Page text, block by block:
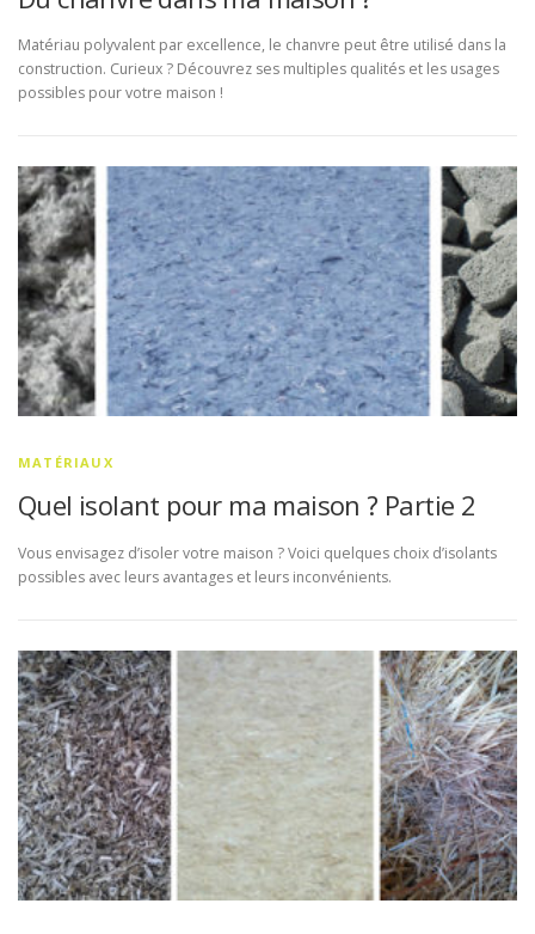
Matériau polyvalent par excellence, le chanvre peut être utilisé dans la
construction. Curieux ? Découvrez ses multiples qualités et les usages
possibles pour votre maison !
MATÉRIAUX
Quel isolant pour ma maison ? Partie 2
Vous envisagez d’isoler votre maison ? Voici quelques choix d’isolants
possibles avec leurs avantages et leurs inconvénients.